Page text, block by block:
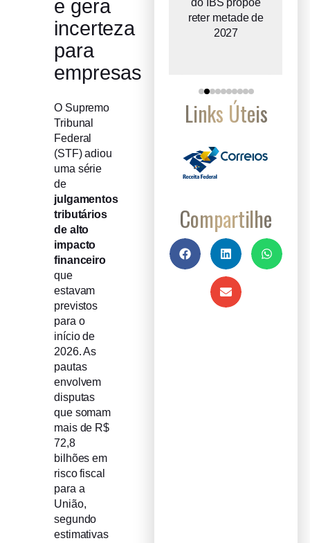
e gera
incerteza
para
empresas
O Supremo
Tribunal
Federal
(STF) adiou
uma série
de
julgamentos
tributários
de alto
impacto
financeiro
que
estavam
previstos
para o
início de
2026. As
pautas
envolvem
disputas
que somam
mais de R$
72,8
bilhões em
risco fiscal
para a
União,
segundo
estimativas
entre micro e
pequenas
empresas
reter metade de
2027
Links Úteis
Compartilhe